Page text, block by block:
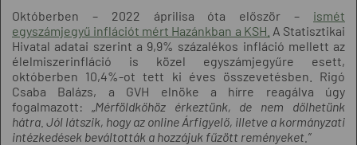
Októberben – 2022 áprilisa óta először – ismét
egyszámjegyű inflációt mért Hazánkban a KSH. A Statisztikai
Hivatal adatai szerint a 9,9% százalékos infláció mellett az
élelmiszerinfláció is közel egyszámjegyűre esett,
októberben 10,4%-ot tett ki éves összevetésben. Rigó
Csaba Balázs, a GVH elnöke a hírre reagálva úgy
fogalmazott: „Mérföldkőhöz érkeztünk, de nem dőlhetünk
hátra. Jól látszik, hogy az online Árfigyelő, illetve a kormányzati
intézkedések beváltották a hozzájuk fűzött reményeket.”